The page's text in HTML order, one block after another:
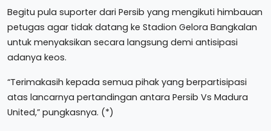
Begitu pula suporter dari Persib yang mengikuti himbauan
petugas agar tidak datang ke Stadion Gelora Bangkalan
untuk menyaksikan secara langsung demi antisipasi
adanya keos.
“Terimakasih kepada semua pihak yang berpartisipasi
atas lancarnya pertandingan antara Persib Vs Madura
United,” pungkasnya. (*)